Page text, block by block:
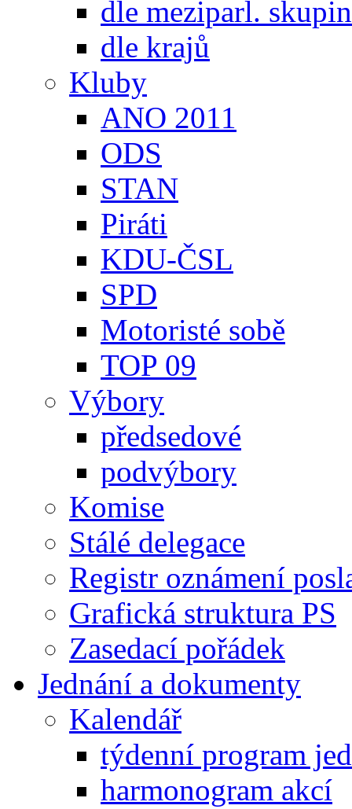
dle meziparl. skupin
dle krajů
Kluby
ANO 2011
ODS
STAN
Piráti
KDU-ČSL
SPD
Motoristé sobě
TOP 09
Výbory
předsedové
podvýbory
Komise
Stálé delegace
Registr oznámení
Grafická struktura PS
Zasedací pořádek
Jednání a dokumenty
Kalendář
týdenní program
harmonogram akcí